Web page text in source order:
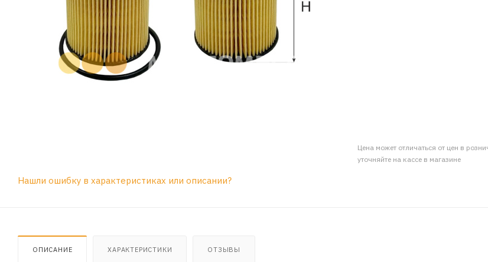
Цена может отличаться от цен в
уточняйте на кассе в магазине
Нашли ошибку в характеристиках или описании?
ОПИСАНИЕ ХАРАКТЕРИСТИКИ ОТЗЫВЫ